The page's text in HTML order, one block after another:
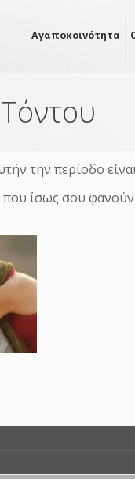
Αγαποκοινότητα
την περίοδο
που ίσως σου